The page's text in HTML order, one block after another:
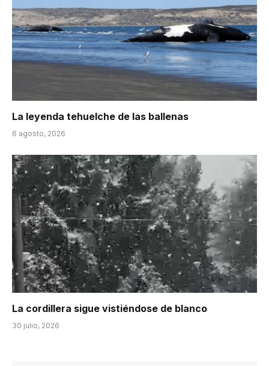
La leyenda tehuelche de las ballenas
6 agosto, 2026
La cordillera sigue vistiéndose de blanco
30 julio, 2026